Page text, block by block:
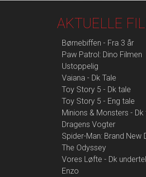
AKTUELLE
Børnebiffen - Fra 3 år
Paw Patrol: Dino Filmen
Ustoppelig
Vaiana - Dk Tale
Toy Story 5 - Dk tale
Toy Story 5 - Eng tale
Minions & Monsters - Dk
Dragens Vogter
Spider-Man: Brand New
The Odyssey
Vores Løfte - Dk
Enzo